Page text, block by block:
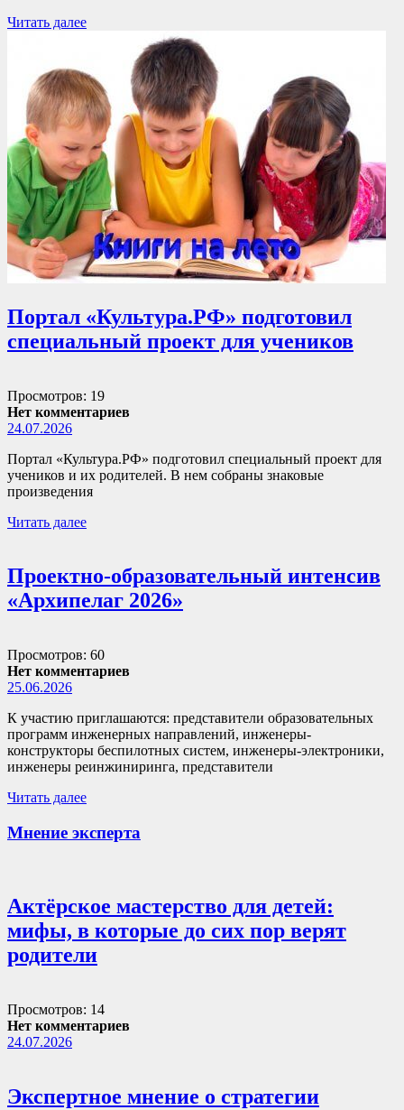
Читать далее
Портал «Культура.РФ» подготовил
специальный проект для учеников
Просмотров: 19
Нет комментариев
24.07.2026
Портал «Культура.РФ» подготовил специальный проект для
учеников и их родителей. В нем собраны знаковые
произведения
Читать далее
Проектно-образовательный интенсив
«Архипелаг 2026»
Просмотров: 60
Нет комментариев
25.06.2026
К участию приглашаются: представители образовательных
программ инженерных направлений, инженеры-
конструкторы беспилотных систем, инженеры-электроники,
инженеры реинжиниринга, представители
Читать далее
Мнение эксперта
Актёрское мастерство для детей:
мифы, в которые до сих пор верят
родители
Просмотров: 14
Нет комментариев
24.07.2026
Экспертное мнение о стратегии